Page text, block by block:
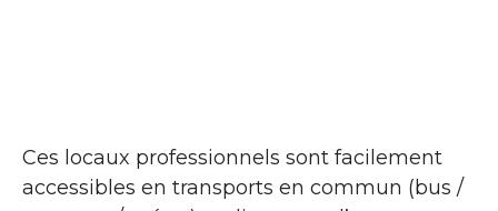
Ces locaux professionnels sont facilement
accessibles en transports en commun (bus /